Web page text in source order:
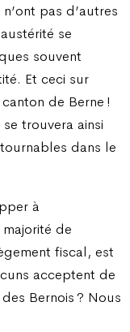
pas d’autres
se
souvent
Et ceci sur
de Berne !
trouvera ainsi
dans le
à
de
fiscal, est
acceptent de
Bernois ? Nous